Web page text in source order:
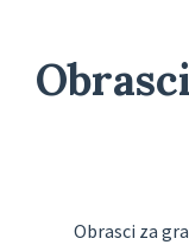
Obrasci za